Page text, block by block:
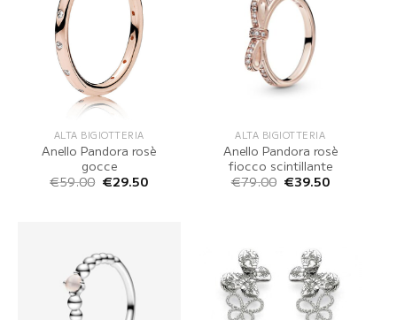
ALTA BIGIOTTERIA
Anello Pandora rosè
gocce
€59.00 Il
prezzo
€29.50Il
ALTA BIGIOTTERIA
Anello Pandora rosè
fiocco scintillante
€79.00 Il
prezzo
€39.50Il
prezzo